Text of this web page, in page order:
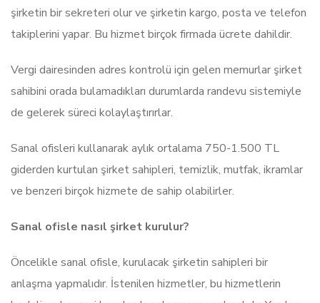
şirketin bir sekreteri olur ve şirketin kargo, posta ve telefon
takiplerini yapar. Bu hizmet birçok firmada ücrete dahildir.
Vergi dairesinden adres kontrolü için gelen memurlar şirket
sahibini orada bulamadıkları durumlarda randevu sistemiyle
de gelerek süreci kolaylaştırırlar.
Sanal ofisleri kullanarak aylık ortalama 750-1.500 TL
giderden kurtulan şirket sahipleri, temizlik, mutfak, ikramlar
ve benzeri birçok hizmete de sahip olabilirler.
Sanal ofisle nasıl şirket kurulur?
Öncelikle sanal ofisle, kurulacak şirketin sahipleri bir
anlaşma yapmalıdır. İstenilen hizmetler, bu hizmetlerin